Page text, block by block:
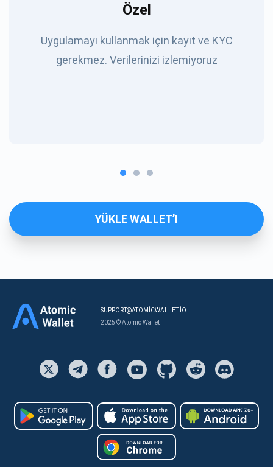
Özel
Uygulamayı kullanmak için kayıt ve KYC
gerekmez. Verilerinizi izlemiyoruz
YÜKLE WALLET’I
SUPPORT@ATOMICWALLET.IO
2025 © Atomic Wallet